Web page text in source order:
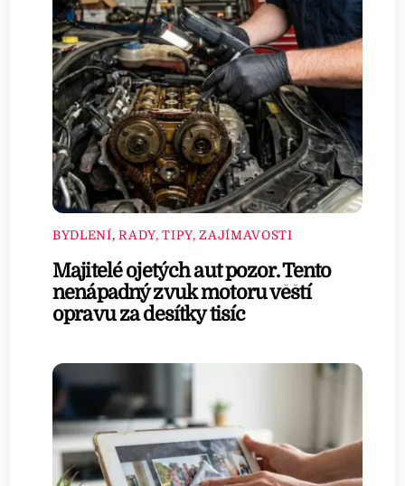
BYDLENÍ,RADY, TIPY, ZAJÍMAVOSTI
Majitelé ojetých aut pozor. Tento
nenápadný zvuk motoru věští
opravu za desítky tisíc